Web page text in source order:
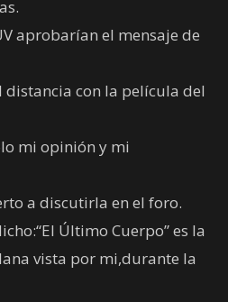
aprobarían el mensaje de
distancia con la película del
mi opinión y mi
a discutirla en el foro.
Último Cuerpo” es la
vista por mi,durante la